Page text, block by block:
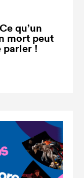
qu’un
mort peut
parler !